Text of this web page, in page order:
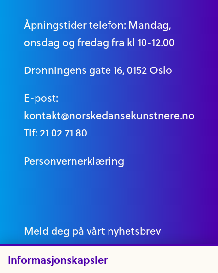
Åpningstider telefon: Mandag,
onsdag og fredag fra kl 10-12.00
Dronningens gate 16, 0152 Oslo
E-post:
kontakt@norskedansekunstnere.no
Tlf: 21 02 71 80
Personvernerklæring
Meld deg på vårt nyhetsbrev
Informasjonskapsler